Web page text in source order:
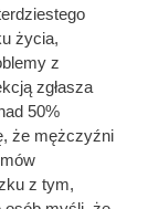
życia,
z
zgłasza
50%
że mężczyźni
z tym,